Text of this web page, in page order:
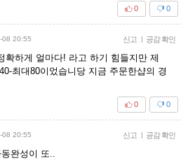
0
0
08 20:55 신고 | 공감 확인
확하게 얼마다! 라고 하기 힘들지만 제
최대80이었습니당 지금 주문한샵의 경
0
0
08 20:55 신고 | 공감 확인
완성이 또..